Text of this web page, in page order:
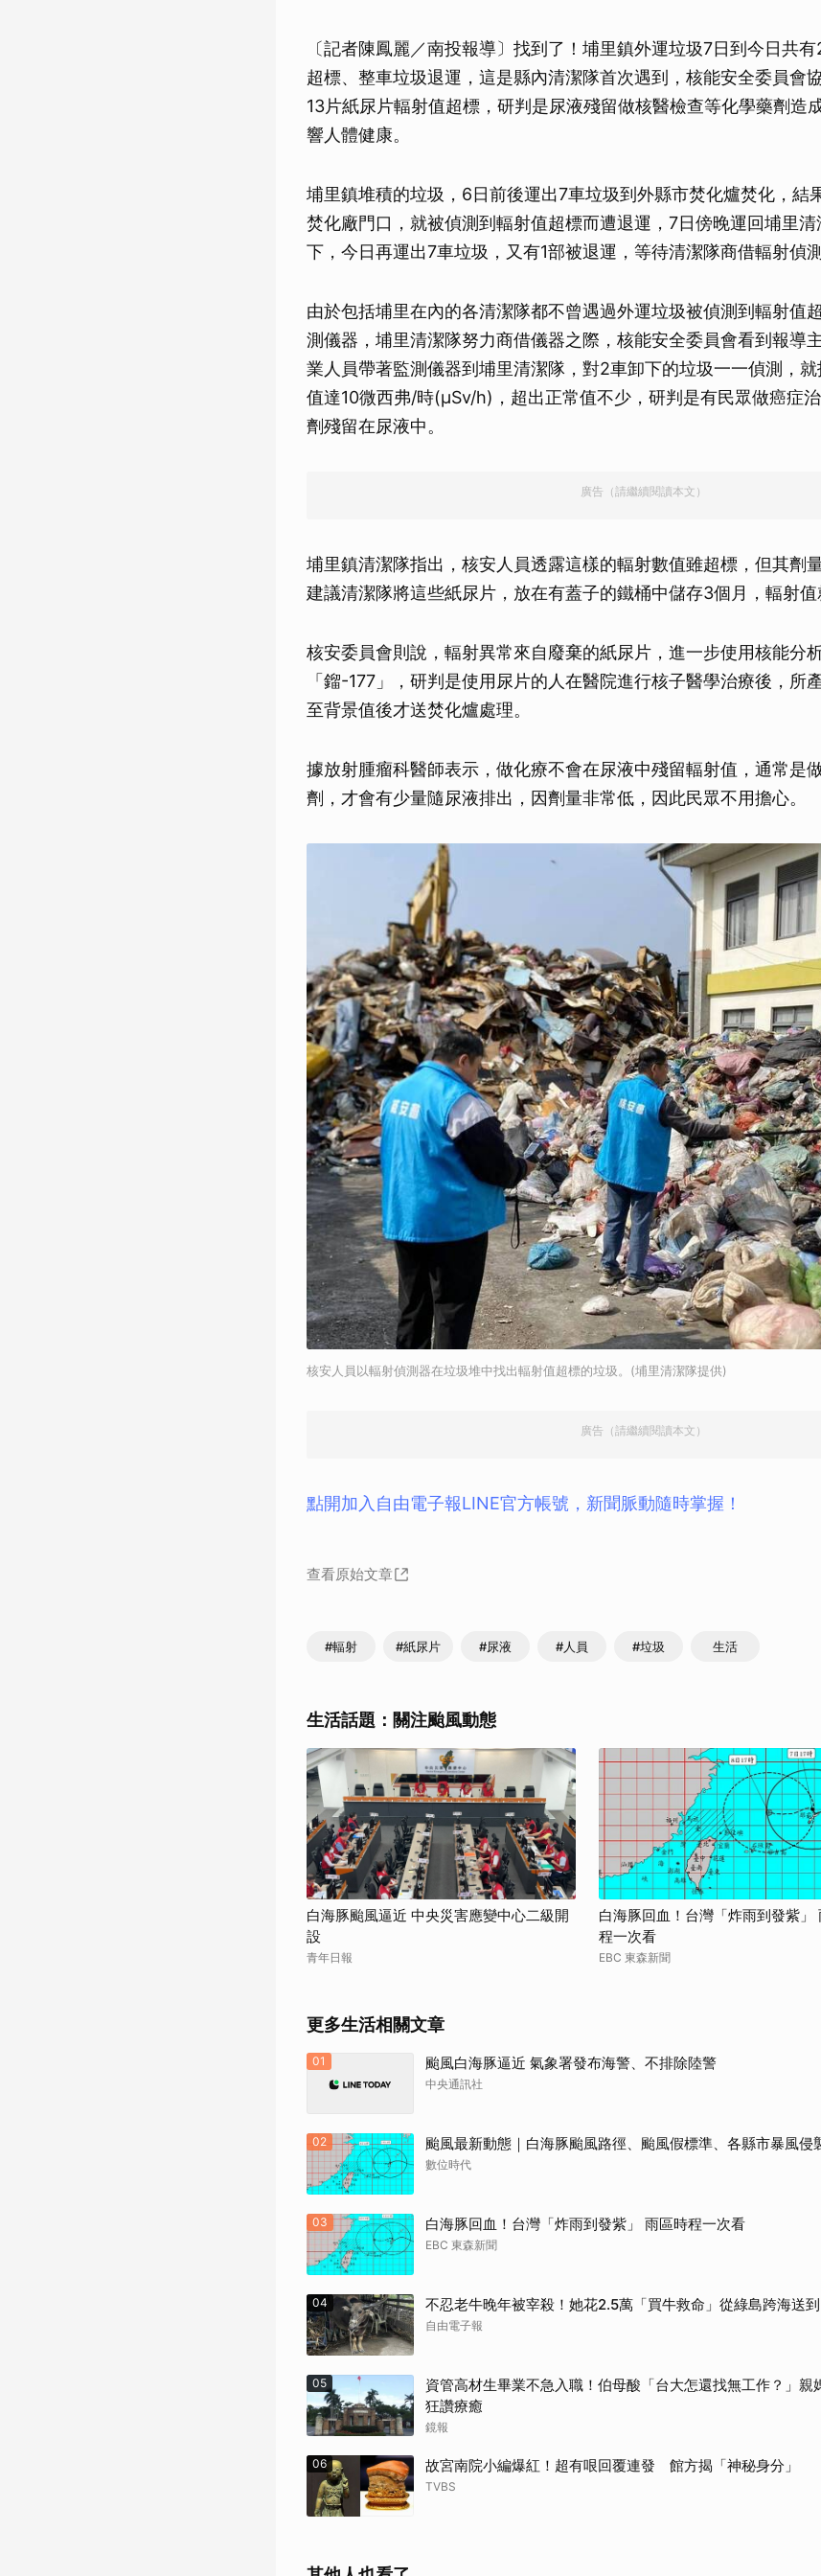
〔記者陳鳳麗／南投報導〕找到了！埔里鎮外運垃圾7日到今日共
超標、整車垃圾退運，這是縣內清潔隊首次遇到，核能安全委員會
13片紙尿片輻射值超標，研判是尿液殘留做核醫檢查等化學藥劑造
響人體健康。
埔里鎮堆積的垃圾，6日前後運出7車垃圾到外縣市焚化爐焚化，結
焚化廠門口，就被偵測到輻射值超標而遭退運，7日傍晚運回埔里
下，今日再運出7車垃圾，又有1部被退運，等待清潔隊商借輻射偵
由於包括埔里在內的各清潔隊都不曾遇過外運垃圾被偵測到輻射值
測儀器，埔里清潔隊努力商借儀器之際，核能安全委員會看到報導
業人員帶著監測儀器到埔里清潔隊，對2車卸下的垃圾一一偵測，
值達10微西弗/時(µSv/h)，超出正常值不少，研判是有民眾做癌症
劑殘留在尿液中。
廣告（請繼續閱讀本文）
埔里鎮清潔隊指出，核安人員透露這樣的輻射數值雖超標，但其劑
建議清潔隊將這些紙尿片，放在有蓋子的鐵桶中儲存3個月，輻射值
核安委員會則說，輻射異常來自廢棄的紙尿片，進一步使用核能分
「鎦-177」，研判是使用尿片的人在醫院進行核子醫學治療後，所
至背景值後才送焚化爐處理。
據放射腫瘤科醫師表示，做化療不會在尿液中殘留輻射值，通常是
劑，才會有少量隨尿液排出，因劑量非常低，因此民眾不用擔心。
核安人員以輻射偵測器在垃圾堆中找出輻射值超標的垃圾。(埔里清潔隊提供)
廣告（請繼續閱讀本文）
點開加入自由電子報LINE官方帳號，新聞脈動隨時掌握！
查看原始文章
#輻射 #紙尿片 #尿液 #人員 #垃圾 生活
生活話題：關注颱風動態
白海豚颱風逼近 中央災害應變中心二級開
設
青年日報
白海豚回血！台灣「炸雨到發紫」
程一次看
EBC 東森新聞
更多生活相關文章
01 颱風白海豚逼近 氣象署發布海警、不排除陸警
中央通訊社
02 颱風最新動態｜白海豚颱風路徑、颱風假標準、各縣市暴風侵
數位時代
03 白海豚回血！台灣「炸雨到發紫」 雨區時程一次看
EBC 東森新聞
04 不忍老牛晚年被宰殺！她花2.5萬「買牛救命」從綠島跨海送
自由電子報
05
資管高材生畢業不急入職！伯母酸「台大怎還找無工作？」親
狂讚療癒
鏡報
06 故宮南院小編爆紅！超有哏回覆連發 館方揭「神秘身分」
TVBS
取消